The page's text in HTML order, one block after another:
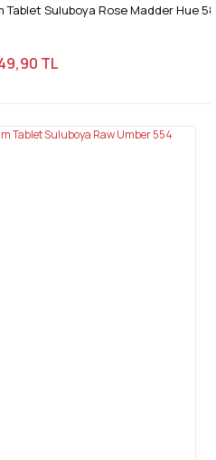
Tablet Suluboya Rose Madder Hue
TL